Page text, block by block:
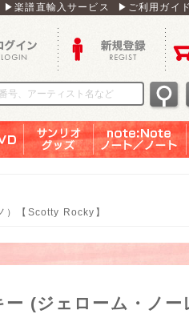
▶楽譜直輸入サービス ▶ご利用ガイド
）【Scotty Rocky】
(ジェローム・ノー